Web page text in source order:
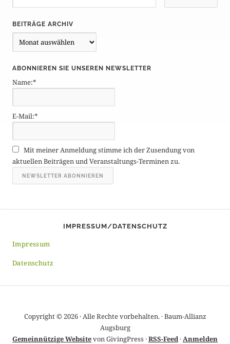
BEITRÄGE ARCHIV
e
t
r
g
e
r
c
h
v
ABONNIEREN SIE UNSEREN NEWSLETTER
Name:*
E-Mail:*
Mit meiner Anmeldung stimme ich der Zusendung von
aktuellen Beiträgen und Veranstaltungs-Terminen zu.
IMPRESSUM/DATENSCHUTZ
Impressum
Datenschutz
Copyright © 2026 · Alle Rechte vorbehalten. · Baum-Allianz
Augsburg
Gemeinnützige Websitevon GivingPress ·RSS-Feed·Anmelden